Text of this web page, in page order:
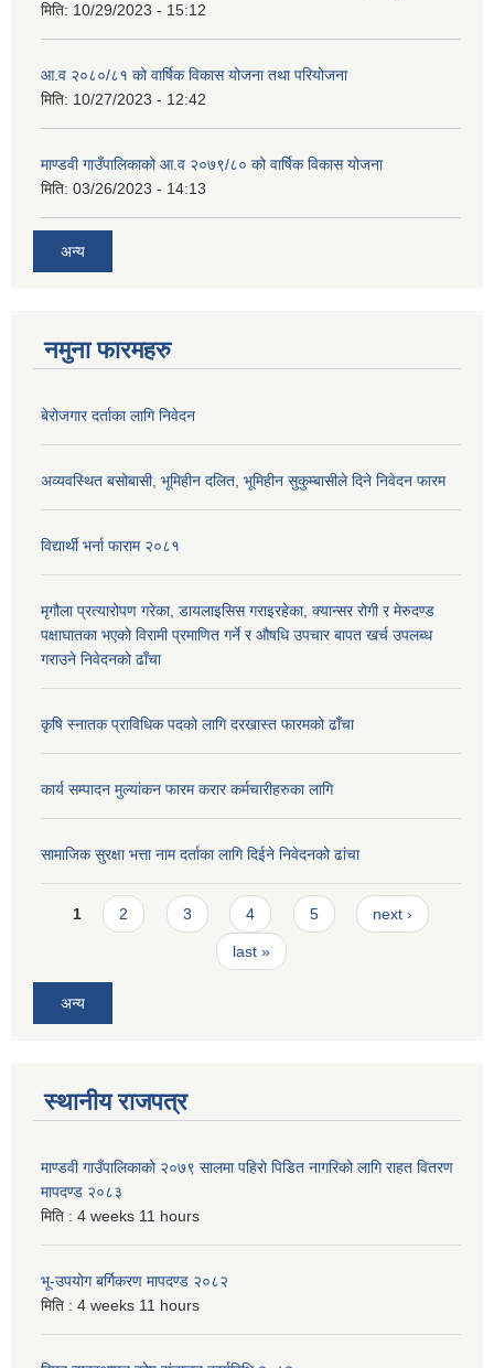
मिति: 10/29/2023 - 15:12
आ.व २०८०/८१ को वार्षिक विकास योजना तथा परियोजना
मिति: 10/27/2023 - 12:42
माण्डवी गाउँपालिकाको आ.व २०७९/८० को वार्षिक विकास योजना
मिति: 03/26/2023 - 14:13
अन्य
नमुना फारमहरु
बेरोजगार दर्ताका लागि निवेदन
अव्यवस्थित बसोबासी, भूमिहीन दलित, भूमिहीन सुकुम्बासीले दिने निवेदन फारम
विद्यार्थी भर्ना फाराम २०८१
मृगौला प्रत्यारोपण गरेका, डायलाइसिस गराइरहेका, क्यान्सर रोगी र मेरुदण्ड
पक्षाघातका भएको विरामी प्रमाणित गर्ने र औषधि उपचार बापत खर्च उपलब्ध
गराउने निवेदनको ढाँचा
कृषि स्नातक प्राविधिक पदको लागि दरखास्त फारमको ढाँचा
कार्य सम्पादन मुल्यांकन फारम करार कर्मचारीहरुका लागि
सामाजिक सुरक्षा भत्ता नाम दर्ताका लागि दिईने निवेदनको ढांचा
Pages
1 2 3 4 5 next ›
last »
अन्य
स्थानीय राजपत्र
माण्डवी गाउँपालिकाको २०७९ सालमा पहिरो पिडित नागरिको लागि राहत वितरण
मापदण्ड २०८३
मिति : 4 weeks 11 hours
भू-उपयोग बर्गिकरण मापदण्ड २०८२
मिति : 4 weeks 11 hours